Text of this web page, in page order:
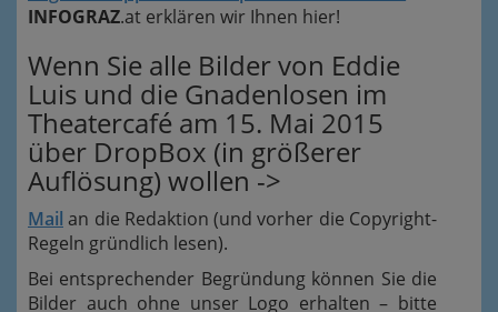
INFOGRAZ.at erklären wir Ihnen hier!
Wenn Sie alle Bilder von Eddie
Luis und die Gnadenlosen im
Theatercafé am 15. Mai 2015
über DropBox (in größerer
Auflösung) wollen ->
Mail an die Redaktion (und vorher die Copyright-
Regeln gründlich lesen).
Bei entsprechender Begründung können Sie die
Bilder auch ohne unser Logo erhalten – bitte